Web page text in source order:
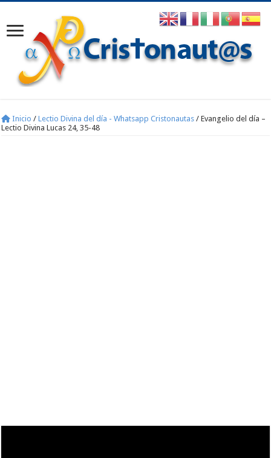
Inicio / Lectio Divina del día - Whatsapp Cristonautas / Evangelio del día –
Lectio Divina Lucas 24, 35-48